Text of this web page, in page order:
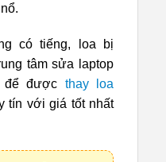
có tiếng, loa bị
tâm sửa laptop
để được thay loa
tín với giá tốt nhất